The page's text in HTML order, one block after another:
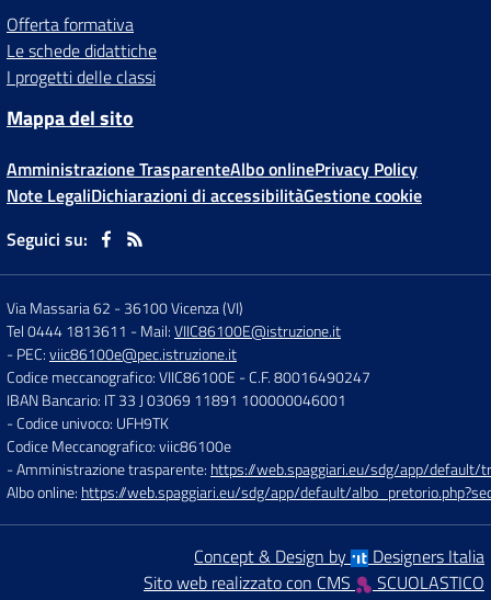
Offerta formativa
Le schede didattiche
I progetti delle classi
Mappa del sito
Amministrazione TrasparenteAlbo onlinePrivacy Policy
Note LegaliDichiarazioni di accessibilitàGestione cookie
Seguici su:
Via Massaria 62 -36100 Vicenza (VI)
Tel 0444 1813611 - Mail:VIIC86100E@istruzione.it
- PEC:viic86100e@pec.istruzione.it
Codice meccanografico: VIIC86100E - C.F. 80016490247
IBAN Bancario: IT 33 J 03069 11891 100000046001
- Codice univoco: UFH9TK
Codice Meccanografico: viic86100e
- Amministrazione trasparente: https://web.spaggiari.eu/sdg/app/default/
Albo online: https://web.spaggiari.eu/sdg/app/default/
Concept & Design by
Designers Italia
Sito web realizzato con CMS
SCUOLASTICO